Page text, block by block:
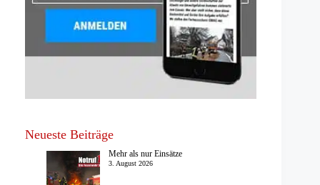
Neueste Beiträge
Mehr als nur Einsätze
3. August 2026